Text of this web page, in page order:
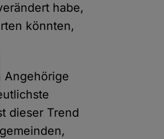
habe,
könnten,
Angehörige
dieser Trend